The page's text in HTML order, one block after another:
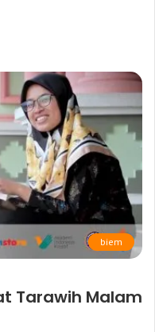
biem
Tarawih Malam